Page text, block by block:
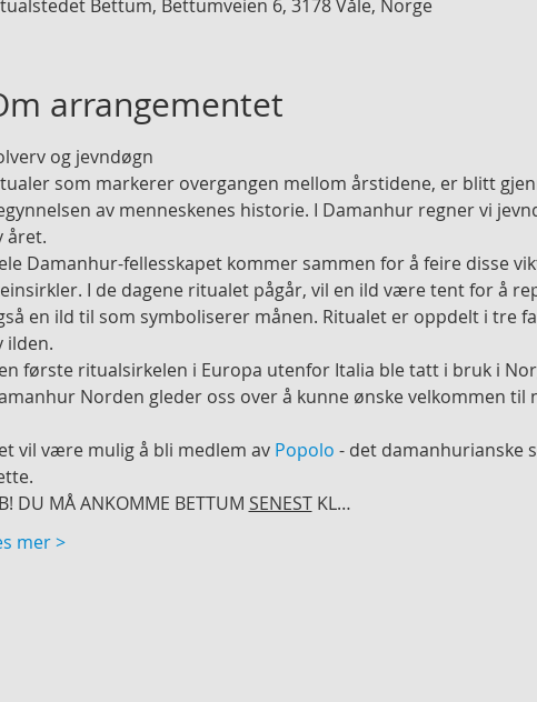
Bettum, Bettumveien 6, 3178 Våle, Norge
arrangementet
og jevndøgn
som markerer overgangen mellom årstidene, er blitt
av menneskenes historie. I Damanhur regner vi
året.
Damanhur-fellesskapet kommer sammen for å feire disse
I de dagene ritualet pågår, vil en ild være tent for å
en ild til som symboliserer månen. Ritualet er oppdelt i tre
ilden.
første ritualsirkelen i Europa utenfor Italia ble tatt i bruk i
Norden gleder oss over å kunne ønske velkommen til
vil være mulig å bli medlem av Popolo - det damanhurianske
DU MÅ ANKOMME BETTUM SENEST KL…
mer >